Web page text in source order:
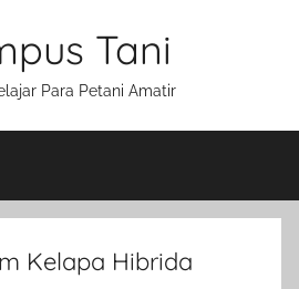
Tani
Para Petani Amatir
Kelapa Hibrida